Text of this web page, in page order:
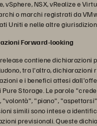
vSphere, NSX, vRealize e
o marchi registrati da
Uniti e nelle altre
Forward-looking
contiene dichiarazioni
tra l'altro, dichiarazioni
e i benefici attesi
Storage. Le parole
"volontà", "piano",
simili sono intese a
previsionali. Queste